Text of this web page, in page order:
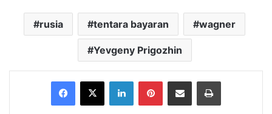
rusia tentara bayaran wagner
Yevgeny Prigozhin
Facebook
X LinkedInPinterestShare via Email Print